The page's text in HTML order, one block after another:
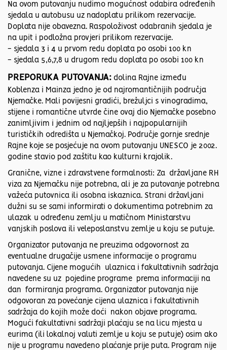
Na ovom putovanju nudimo mogućnost odabira određenih
sjedala u autobusu uz nadoplatu prilikom rezervacije.
Doplata nije obavezna. Raspoloživost odabranih sjedala je
na upit i podložna provjeri prilikom rezervacije.
- sjedala 3 i 4 u prvom redu doplata po osobi 100 kn
- sjedala 5,6,7,8 u drugom redu doplata po osobi 100 kn
PREPORUKA PUTOVANJA: dolina Rajne između
Koblenza i Mainza jedno je od najromantičnijih područja
Njemačke. Mali povijesni gradići, brežuljci s vinogradima,
stijene i romantične utvrde čine ovaj dio Njemačke posebno
zanimljivim i jednim od najljepših i najpopularnijih
turističkih odredišta u Njemačkoj. Područje gornje srednje
Rajne koje se posjećuje na ovom putovanju UNESCO je 2002.
godine stavio pod zaštitu kao kulturni krajolik.
Granične, vizne i zdravstvene formalnosti: Za državljane RH
viza za Njemačku nije potrebna, ali je za putovanje potrebna
važeća putovnica ili osobna iskaznica. Strani državljani
dužni su se sami informirati o dokumentima potrebnim za
ulazak u određenu zemlju u matičnom Ministarstvu
vanjskih poslova ili veleposlanstvu zemlje u koju se putuje.
Organizator putovanja ne preuzima odgovornost za
eventualne drugačije usmene informacije o programu
putovanja. Cijene mogućih ulaznica i fakultativnih sadržaja
navedene su uz pojedine programe prema informaciji na
dan formiranja programa. Organizator putovanja nije
odgovoran za povećanje cijena ulaznica i fakultativnih
sadržaja do kojih može doći nakon objave programa.
Mogući fakultativni sadržaji plaćaju se na licu mjesta u
eurima (ili lokalnoj valuti zemlje u koju se putuje) osim ako
nije u programu navedeno plaćanje prije puta. Program nije